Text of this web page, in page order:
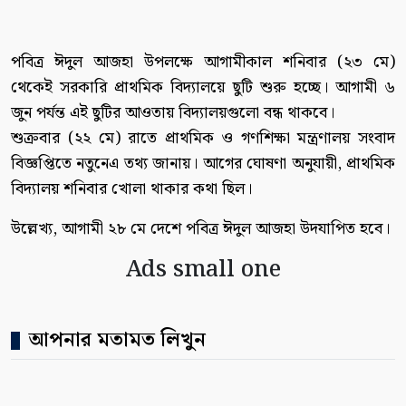
পবিত্র ঈদুল আজহা উপলক্ষে আগামীকাল শনিবার (২৩ মে)
থেকেই সরকারি প্রাথমিক বিদ্যালয়ে ছুটি শুরু হচ্ছে। আগামী ৬
জুন পর্যন্ত এই ছুটির আওতায় বিদ্যালয়গুলো বন্ধ থাকবে।
শুক্রবার (২২ মে) রাতে প্রাথমিক ও গণশিক্ষা মন্ত্রণালয় সংবাদ
বিজ্ঞপ্তিতে নতুনেএ তথ্য জানায়। আগের ঘোষণা অনুযায়ী, প্রাথমিক
বিদ্যালয় শনিবার খোলা থাকার কথা ছিল।
উল্লেখ্য, আগামী ২৮ মে দেশে পবিত্র ঈদুল আজহা উদযাপিত হবে।
Ads small one
আপনার মতামত লিখুন